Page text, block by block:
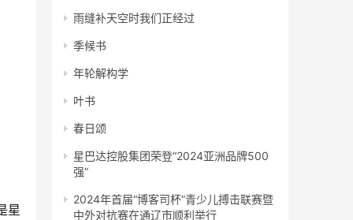
星
雨缝补天空时我们正经过
季候书
年轮解构学
叶书
春日颂
星巴达控股集团荣登“2024亚洲品牌500
强”
2024年首届“博客司杯”青少儿搏击联赛暨
中外对抗赛在通辽市顺利举行